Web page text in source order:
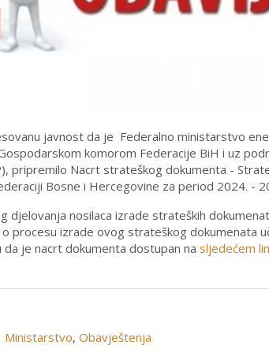
javnost da je Federalno ministarstvo
komorom Federacije BiH i uz
pripremilo Nacrt strateškog dokumenta -
Bosne i Hercegovine za period 2024. -
djelovanja nosilaca izrade strateških
procesu izrade ovog strateškog dokumenata
je nacrt dokumenta dostupan na sljedećem
Ministarstvo, Obavještenja